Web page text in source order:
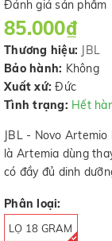
Đánh giá sản phẩm
85.000₫
Thương hiệu:
JBL
Bảo hành: Không
Xuất xứ: Đức
Tình trạng: Hết
JBL - Novo
là Artemia dùng
có đầy đủ dinh
Phân loại:
LỌ 18 GRAM